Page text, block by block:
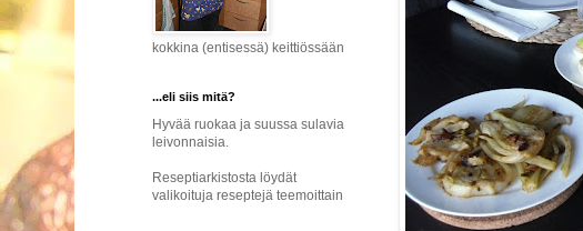
kokkina (entisessä) keittiössään
...eli siis mitä?
Hyvää ruokaa ja suussa sulavia
leivonnaisia.
Reseptiarkistosta löydät
valikoituja reseptejä teemoittain